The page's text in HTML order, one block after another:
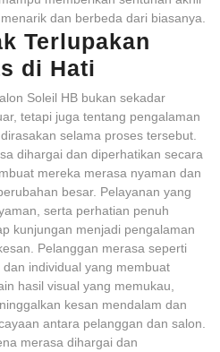
dan berbeda dari biasanya.
Terlupakan
di Hati
Soleil HB bukan sekadar
tetapi juga tentang pengalaman
selama proses tersebut.
dihargai dan diperhatikan secara
mereka merasa nyaman dan
besar. Pelayanan yang
serta perhatian penuh
kunjungan menjadi pengalaman
Pelanggan merasa seperti
individual yang membuat
hasil visual yang memukau,
kesan mendalam dan
antara pelanggan dan salon.
merasa dihargai dan